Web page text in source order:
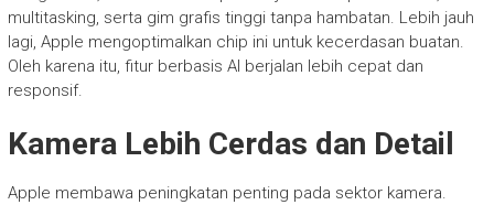
multitasking, serta gim grafis tinggi tanpa hambatan. Lebih jauh
lagi, Apple mengoptimalkan chip ini untuk kecerdasan buatan.
Oleh karena itu, fitur berbasis AI berjalan lebih cepat dan
responsif.
Kamera Lebih Cerdas dan Detail
Apple membawa peningkatan penting pada sektor kamera.